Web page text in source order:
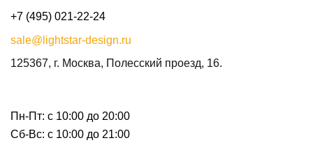
+7 (495) 021-22-24
sale@lightstar-design.ru
125367, г. Москва, Полесский проезд, 16.
Пн-Пт: с 10:00 до 20:00
Сб-Вс: с 10:00 до 21:00